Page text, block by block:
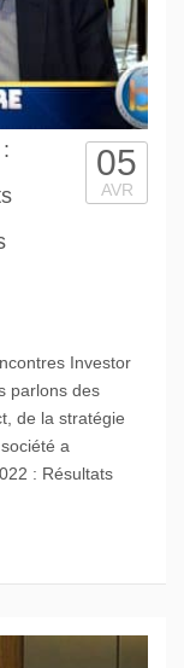
05
AVR
Investor
parlons des
de la stratégie
a
: Résultats